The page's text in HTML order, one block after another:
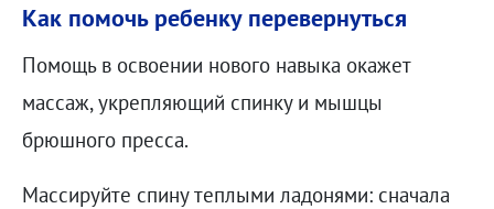
Как помочь ребенку перевернуться
Помощь в освоении нового навыка окажет
массаж, укрепляющий спинку и мышцы
брюшного пресса.
Массируйте спину теплыми ладонями: сначала